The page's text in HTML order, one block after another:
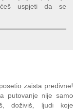
uspjeti da se
zaista predivne!
putovanje nije samo
doživiš, ljudi koje